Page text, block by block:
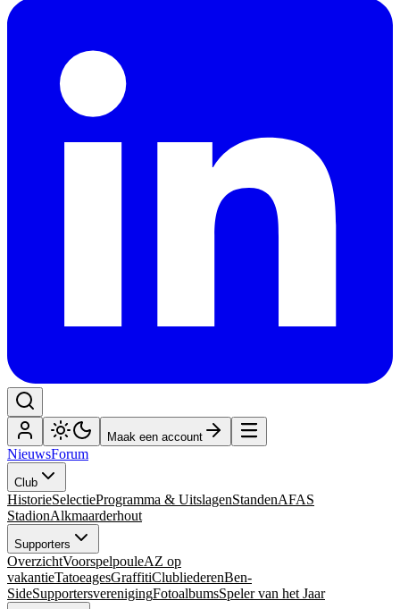
Maak een account
NieuwsForum
Club
HistorieSelectieProgramma & UitslagenStandenAFAS
StadionAlkmaarderhout
Supporters
OverzichtVoorspelpouleAZ op
vakantieTatoeagesGraffitiClubliederenBen-
SideSupportersverenigingFotoalbumsSpeler van het Jaar